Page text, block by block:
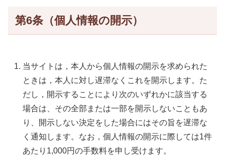
第6条（個人情報の開示）
当サイトは，本人から個人情報の開示を求められた
ときは，本人に対し遅滞なくこれを開示します。た
だし，開示することにより次のいずれかに該当する
場合は、その全部または一部を開示しないこともあ
り、開示しない決定をした場合にはその旨を遅滞な
く通知します。なお，個人情報の開示に際しては1件
あたり1,000円の手数料を申し受けます。